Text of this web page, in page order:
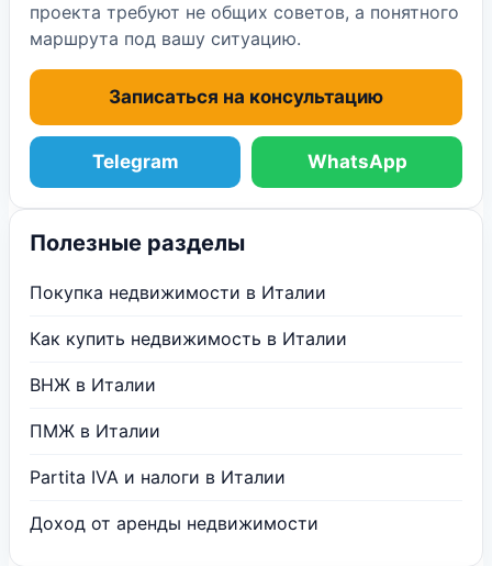
проекта требуют не общих советов, а понятного
маршрута под вашу ситуацию.
Записаться на консультацию
Telegram WhatsApp
Полезные разделы
Покупка недвижимости в Италии
Как купить недвижимость в Италии
ВНЖ в Италии
ПМЖ в Италии
Partita IVA и налоги в Италии
Доход от аренды недвижимости